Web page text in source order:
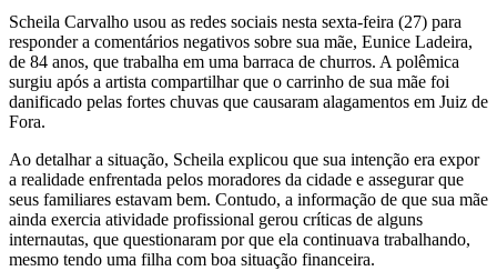
Scheila Carvalho usou as redes sociais nesta sexta-feira (27) para
responder a comentários negativos sobre sua mãe, Eunice Ladeira,
de 84 anos, que trabalha em uma barraca de churros. A polêmica
surgiu após a artista compartilhar que o carrinho de sua mãe foi
danificado pelas fortes chuvas que causaram alagamentos em Juiz de
Fora.
Ao detalhar a situação, Scheila explicou que sua intenção era expor
a realidade enfrentada pelos moradores da cidade e assegurar que
seus familiares estavam bem. Contudo, a informação de que sua mãe
ainda exercia atividade profissional gerou críticas de alguns
internautas, que questionaram por que ela continuava trabalhando,
mesmo tendo uma filha com boa situação financeira.